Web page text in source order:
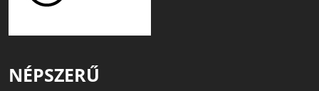
NÉPSZERŰ